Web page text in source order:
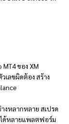
ของ XM
เลขผิดต้อง สร้าง
งหลากหลาย สเปรด
ได้หลายแพลตฟอร์ม